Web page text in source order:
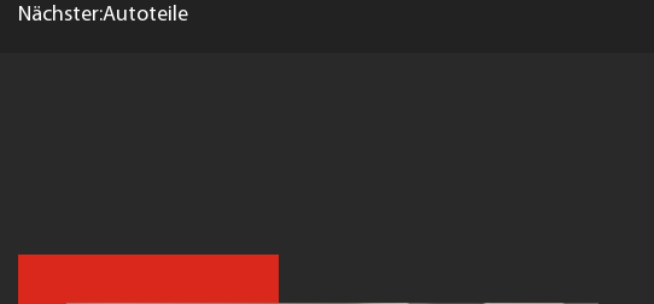
Nächster:Autoteile